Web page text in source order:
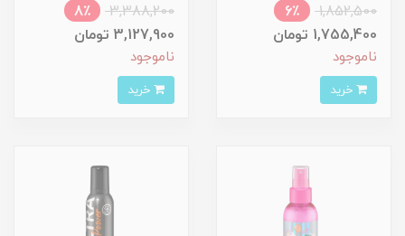
1,852,500
6٪
1,755,400 تومان
ناموجود
3,388,200
8٪
3,127,900 تومان
ناموجود